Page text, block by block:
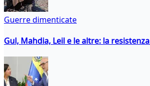
Guerre dimenticate
Gul, Mahdia, Leil e le altre: la